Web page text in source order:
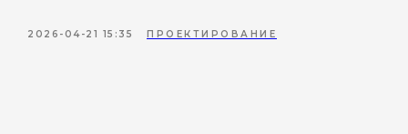
2026-04-21 15:35 ПРОЕКТИРОВАНИЕ